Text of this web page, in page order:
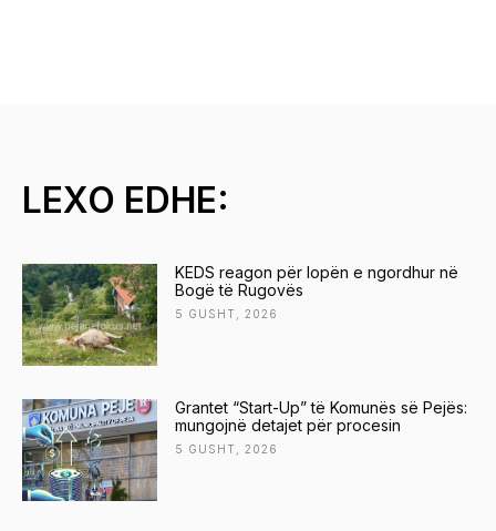
LEXO EDHE:
KEDS reagon për lopën e ngordhur në
Bogë të Rugovës
5 GUSHT, 2026
Grantet “Start-Up” të Komunës së Pejës:
mungojnë detajet për procesin
5 GUSHT, 2026